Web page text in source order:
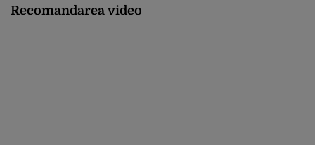
Recomandarea video